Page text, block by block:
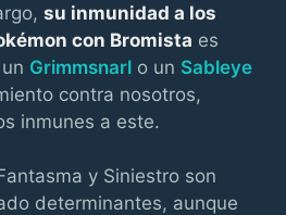
su inmunidad a los
con Bromista es
Grimmsnarl o un Sableye
contra nosotros,
inmunes a este.
y Siniestro son
determinantes, aunque